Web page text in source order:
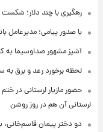
رهگیری با چند دلار؛
با صدور پیامی؛ مدیرعامل
آشپز مشهور صداوسیما به
لحظه برخورد رعد و برق به
حضور مازیار لرستانی در
لرستانی آن هم در روز روشن
دو دختر پیمان قاسم‌خانی،